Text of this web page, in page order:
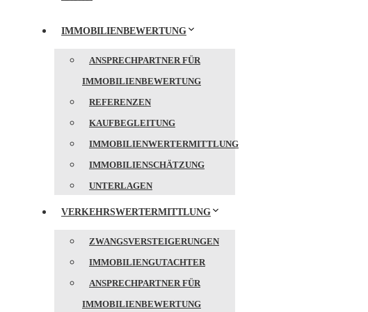
IMMOBILIENBEWERTUNG
ANSPRECHPARTNER FÜR
IMMOBILIENBEWERTUNG
REFERENZEN
KAUFBEGLEITUNG
IMMOBILIENWERTERMITTLUNG
IMMOBILIENSCHÄTZUNG
UNTERLAGEN
VERKEHRSWERTERMITTLUNG
ZWANGSVERSTEIGERUNGEN
IMMOBILIENGUTACHTER
ANSPRECHPARTNER FÜR
IMMOBILIENBEWERTUNG